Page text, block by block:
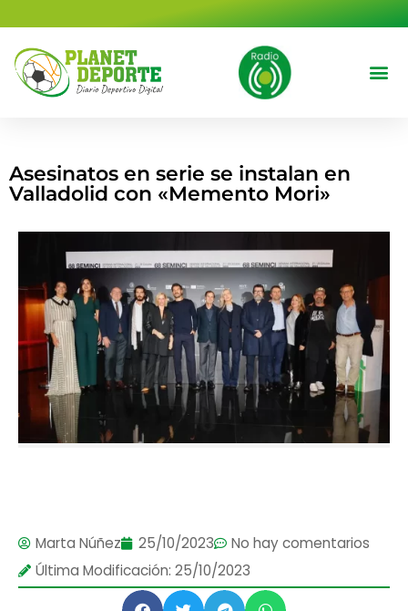
Asesinatos en serie se instalan en
Valladolid con «Memento Mori»
Marta Núñez 25/10/2023
No hay comentarios
Última Modificación: 25/10/2023